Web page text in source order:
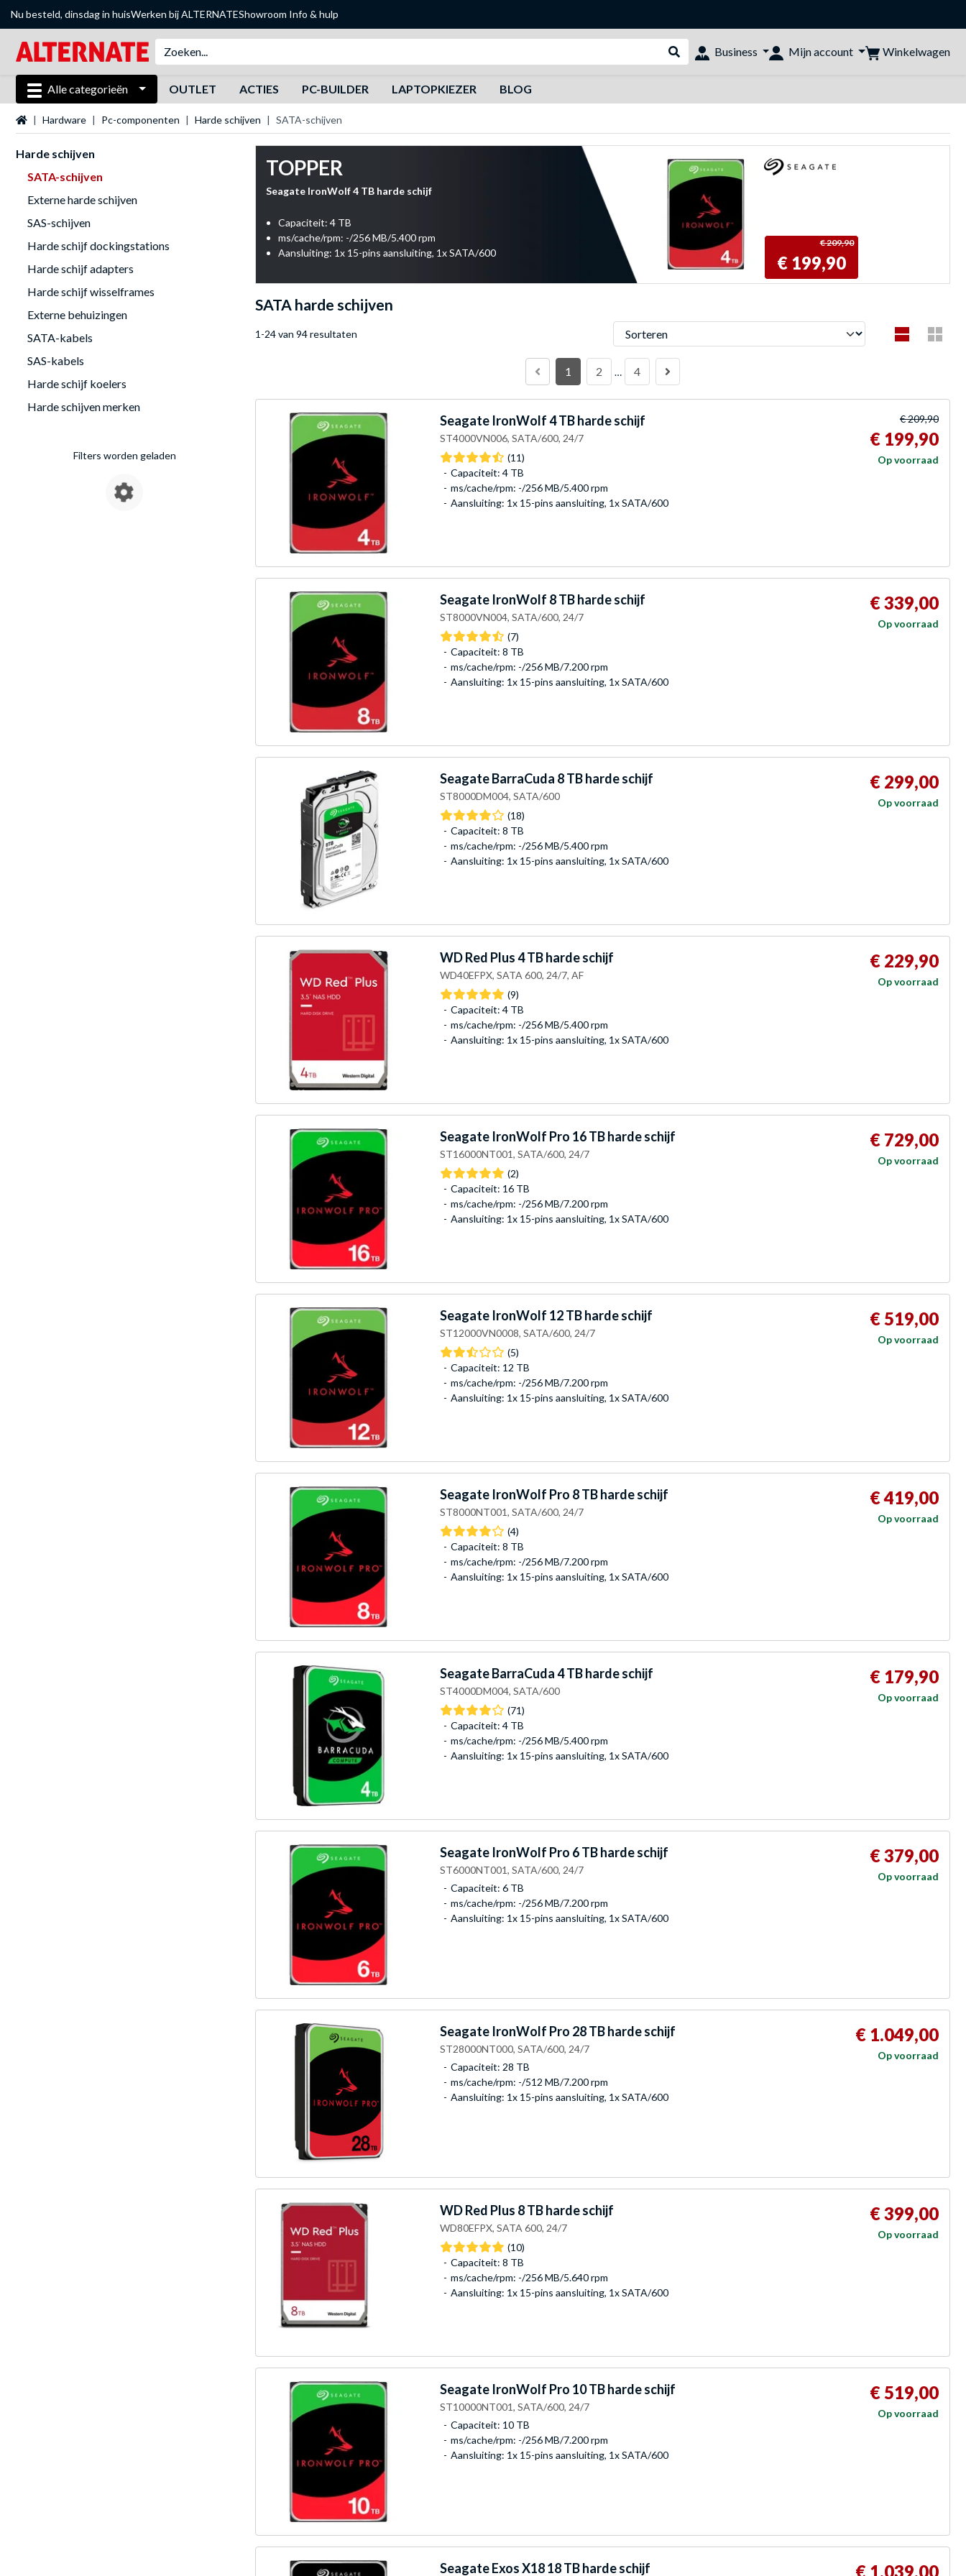
Nu besteld, dinsdag in huisWerken bij ALTERNATEShowroom Info & hulp
Webshop doorzoeken
Business Mijn account Winkelwagen
Alle categorieën OUTLET ACTIES PC-BUILDER LAPTOPKIEZER BLOG
Startpagina
Hardware Pc-componenten Harde schijven SATA-schijven
Harde schijven
SATA-schijven
Externe harde schijven
SAS-schijven
Harde schijf dockingstations
Harde schijf adapters
Harde schijf wisselframes
Externe behuizingen
SATA-kabels
SAS-kabels
Harde schijf koelers
Harde schijven merken
Filters worden geladen
TOPPER
Seagate IronWolf 4 TB harde schijf
Capaciteit: 4 TB
ms/cache/rpm: -/256 MB/5.400 rpm
Aansluiting: 1x 15-pins aansluiting, 1x SATA/600
€ 209,90
€ 199,90
SATA harde schijven
1-24 van 94 resultaten Sorteren
1 2 … 4
SeagateIronWolf 4 TB harde schijf
ST4000VN006, SATA/600, 24/7
(11)
Capaciteit: 4 TB
ms/cache/rpm: -/256 MB/5.400 rpm
Aansluiting: 1x 15-pins aansluiting, 1x SATA/600
€ 209,90
€ 199,90
Op voorraad
SeagateIronWolf 8 TB harde schijf
ST8000VN004, SATA/600, 24/7
(7)
Capaciteit: 8 TB
ms/cache/rpm: -/256 MB/7.200 rpm
Aansluiting: 1x 15-pins aansluiting, 1x SATA/600
€ 339,00
Op voorraad
SeagateBarraCuda 8 TB harde schijf
ST8000DM004, SATA/600
(18)
Capaciteit: 8 TB
ms/cache/rpm: -/256 MB/5.400 rpm
Aansluiting: 1x 15-pins aansluiting, 1x SATA/600
€ 299,00
Op voorraad
WDRed Plus 4 TB harde schijf
WD40EFPX, SATA 600, 24/7, AF
(9)
Capaciteit: 4 TB
ms/cache/rpm: -/256 MB/5.400 rpm
Aansluiting: 1x 15-pins aansluiting, 1x SATA/600
€ 229,90
Op voorraad
SeagateIronWolf Pro 16 TB harde schijf
ST16000NT001, SATA/600, 24/7
(2)
Capaciteit: 16 TB
ms/cache/rpm: -/256 MB/7.200 rpm
Aansluiting: 1x 15-pins aansluiting, 1x SATA/600
€ 729,00
Op voorraad
SeagateIronWolf 12 TB harde schijf
ST12000VN0008, SATA/600, 24/7
(5)
Capaciteit: 12 TB
ms/cache/rpm: -/256 MB/7.200 rpm
Aansluiting: 1x 15-pins aansluiting, 1x SATA/600
€ 519,00
Op voorraad
SeagateIronWolf Pro 8 TB harde schijf
ST8000NT001, SATA/600, 24/7
(4)
Capaciteit: 8 TB
ms/cache/rpm: -/256 MB/7.200 rpm
Aansluiting: 1x 15-pins aansluiting, 1x SATA/600
€ 419,00
Op voorraad
SeagateBarraCuda 4 TB harde schijf
ST4000DM004, SATA/600
(71)
Capaciteit: 4 TB
ms/cache/rpm: -/256 MB/5.400 rpm
Aansluiting: 1x 15-pins aansluiting, 1x SATA/600
€ 179,90
Op voorraad
SeagateIronWolf Pro 6 TB harde schijf
ST6000NT001, SATA/600, 24/7
Capaciteit: 6 TB
ms/cache/rpm: -/256 MB/7.200 rpm
Aansluiting: 1x 15-pins aansluiting, 1x SATA/600
€ 379,00
Op voorraad
SeagateIronWolf Pro 28 TB harde schijf
ST28000NT000, SATA/600, 24/7
Capaciteit: 28 TB
ms/cache/rpm: -/512 MB/7.200 rpm
Aansluiting: 1x 15-pins aansluiting, 1x SATA/600
€ 1.049,00
Op voorraad
WDRed Plus 8 TB harde schijf
WD80EFPX, SATA 600, 24/7
(10)
Capaciteit: 8 TB
ms/cache/rpm: -/256 MB/5.640 rpm
Aansluiting: 1x 15-pins aansluiting, 1x SATA/600
€ 399,00
Op voorraad
SeagateIronWolf Pro 10 TB harde schijf
ST10000NT001, SATA/600, 24/7
Capaciteit: 10 TB
ms/cache/rpm: -/256 MB/7.200 rpm
Aansluiting: 1x 15-pins aansluiting, 1x SATA/600
€ 519,00
Op voorraad
SeagateExos X18 18 TB harde schijf € 1.039,00